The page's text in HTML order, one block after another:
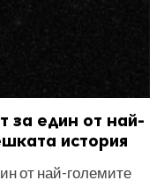
за един от най-
история
от най-големите